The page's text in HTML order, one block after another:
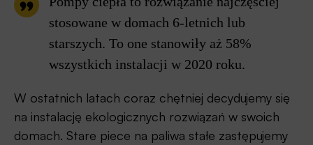
stosowane w domach 6-letnich lub
starszych. To one stanowiły aż 58%
wszystkich instalacji w 2020 roku.
W ostatnich latach coraz chętniej decydujemy się
na instalację ekologicznych rozwiązań w swoich
domach. Stare piece na paliwa stałe zastępujemy